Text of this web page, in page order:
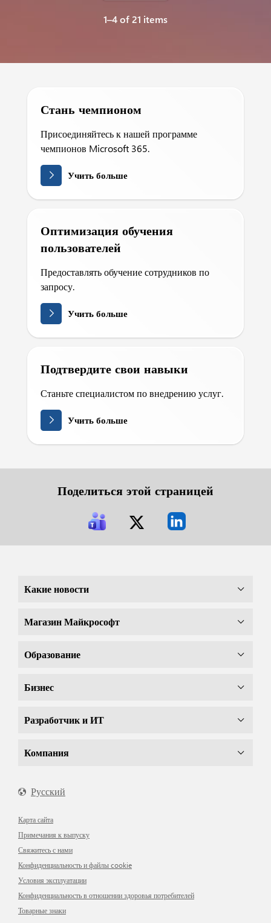
1–4 of 21 items
Стань чемпионом
Присоединяйтесь к нашей программе
чемпионов Microsoft 365.
Учить больше
Оптимизация обучения
пользователей
Предоставлять обучение сотрудников по
запросу.
Учить больше
Подтвердите свои навыки
Станьте специалистом по внедрению услуг.
Учить больше
Поделиться этой страницей
Какие новости
Магазин Майкрософт
Образование
Бизнес
Разработчик и ИТ
Компания
Русский
Карта сайта
Примечания к выпуску
Свяжитесь с нами
Конфиденциальность и файлы cookie
Условия эксплуатации
Конфиденциальность в отношении здоровья потребителей
Товарные знаки